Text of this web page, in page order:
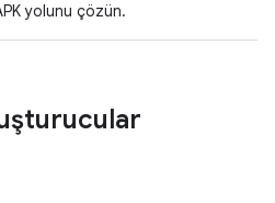
yolunu çözün.